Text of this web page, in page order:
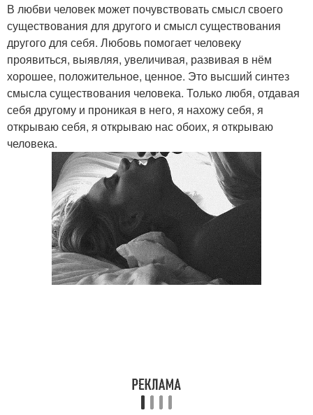
В любви человек может почувствовать смысл своего
существования для другого и смысл существования
другого для себя. Любовь помогает человеку
проявиться, выявляя, увеличивая, развивая в нём
хорошее, положительное, ценное. Это высший синтез
смысла существования человека. Только любя, отдавая
себя другому и проникая в него, я нахожу себя, я
открываю себя, я открываю нас обоих, я открываю
человека.